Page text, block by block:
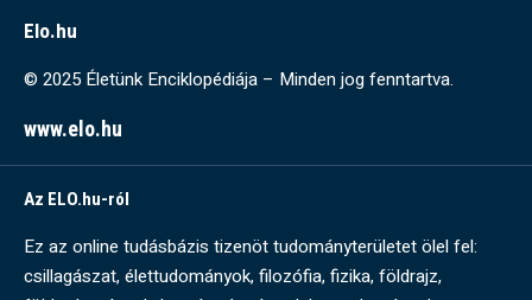
Elo.hu
© 2025 Életünk Enciklopédiája – Minden jog fenntartva.
www.elo.hu
Az ELO.hu-ról
Ez az online tudásbázis tizenöt tudományterületet ölel fel:
csillagászat, élettudományok, filozófia, fizika, földrajz,